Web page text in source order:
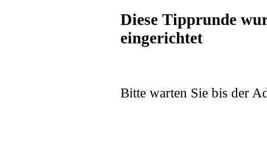
Diese Tipprunde
eingerichtet
Bitte warten Sie bis der